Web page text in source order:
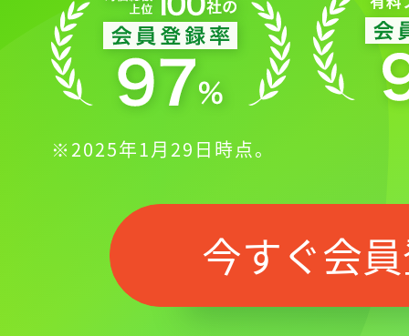
記事をお気に入りに
ログインが必
会員登録
※2025年1月29日時点。
今すぐ会